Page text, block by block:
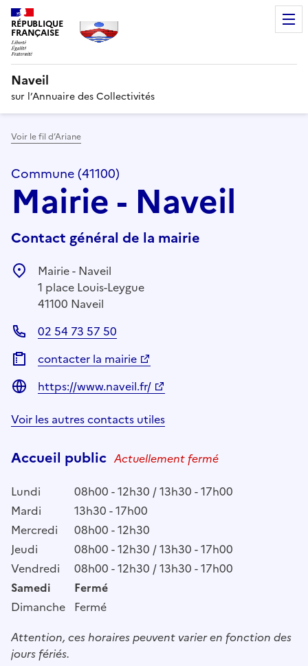
RÉPUBLIQUE
FRANÇAISE
Naveil
sur l’Annuaire des Collectivités
Voir le fil d’Ariane
Commune (41100)
Mairie - Naveil
Contact général de la mairie
Mairie - Naveil
1 place Louis-Leygue
41100 Naveil
02 54 73 57 50
contacter la mairie
https://www.naveil.fr/
Voir les autres contacts utiles
Accueil public Actuellement fermé
Lundi
08h00 - 12h30 / 13h30 - 17h00
Mardi
13h30 - 17h00
Mercredi
08h00 - 12h30
Jeudi
08h00 - 12h30 / 13h30 - 17h00
Vendredi
08h00 - 12h30 / 13h30 - 17h00
Samedi
Fermé
Dimanche Fermé
Attention, ces horaires peuvent varier en fonction des
jours fériés.